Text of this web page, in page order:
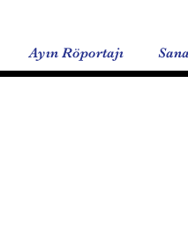
Ayın Röportajı